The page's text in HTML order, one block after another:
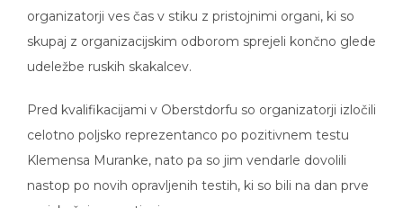
organizatorji ves čas v stiku z pristojnimi organi, ki so
skupaj z organizacijskim odborom sprejeli končno glede
udeležbe ruskih skakalcev.
Pred kvalifikacijami v Oberstdorfu so organizatorji izločili
celotno poljsko reprezentanco po pozitivnem testu
Klemensa Muranke, nato pa so jim vendarle dovolili
nastop po novih opravljenih testih, ki so bili na dan prve